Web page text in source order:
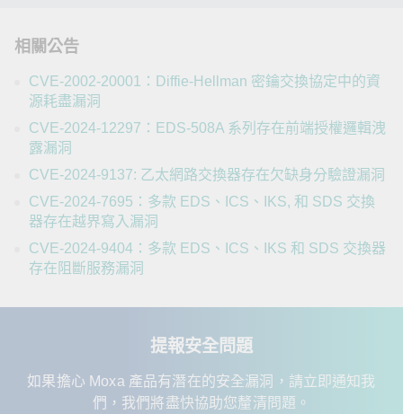
相關公告
CVE-2002-20001：Diffie-Hellman 密鑰交換協定中的資
源耗盡漏洞
CVE-2024-12297：EDS-508A 系列存在前端授權邏輯洩
露漏洞
CVE-2024-9137: 乙太網路交換器存在欠缺身分驗證漏洞
CVE-2024-7695：多款 EDS、ICS、IKS, 和 SDS 交換
器存在越界寫入漏洞
CVE-2024-9404：多款 EDS、ICS、IKS 和 SDS 交換器
存在阻斷服務漏洞
提報安全問題
如果擔心 Moxa 產品有潛在的安全漏洞，請立即通知我
們，我們將盡快協助您釐清問題。